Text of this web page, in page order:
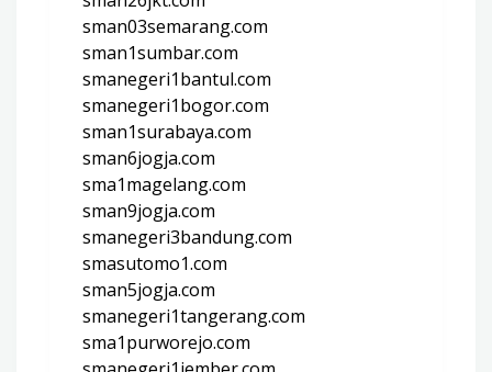
sman03semarang.com
sman1sumbar.com
smanegeri1bantul.com
smanegeri1bogor.com
sman1surabaya.com
sman6jogja.com
sma1magelang.com
sman9jogja.com
smanegeri3bandung.com
smasutomo1.com
sman5jogja.com
smanegeri1tangerang.com
sma1purworejo.com